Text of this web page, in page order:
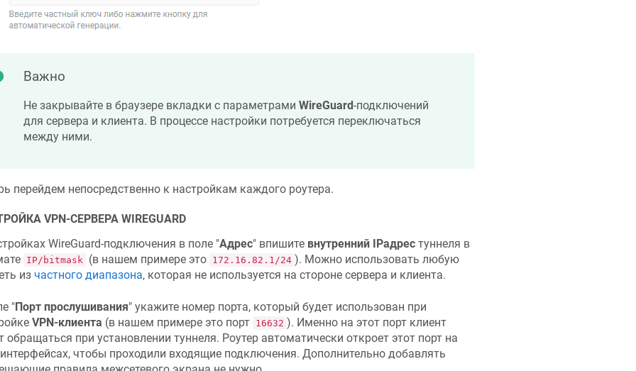
Важно
Не закрывайте в браузере вкладки с параметрами WireGuard-подключений
для сервера и клиента. В процессе настройки потребуется переключаться
между ними.
перейдем непосредственно к настройкам каждого роутера.
VPN-СЕРВЕРА WIREGUARD
WireGuard-подключения в поле "Адрес" впишите внутренний IPадрестуннеля в
IP/bitmask (в нашем примере это 172.16.82.1/24 ). Можно использовать любую
из частного диапазона, которая не используется на стороне сервера и клиента.
"Порт прослушивания" укажите номер порта, который будет использован при
VPN-клиента (в нашем примере это порт 16632 ). Именно на этот порт клиент
обращаться при установлении туннеля. Роутер автоматически откроет этот порт на
интерфейсах, чтобы проходили входящие подключения. Дополнительно добавлять